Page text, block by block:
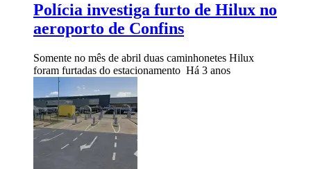
Polícia investiga furto de Hilux no
aeroporto de Confins
Somente no mês de abril duas caminhonetes Hilux
foram furtadas do estacionamento Há 3 anos